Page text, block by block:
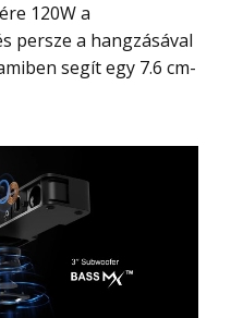
persze a hangzásával
segít egy 7.6 cm-